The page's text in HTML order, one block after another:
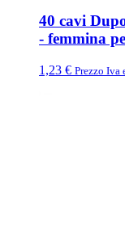
40 cavi
- femmina
1,23 € Prezzo Iva